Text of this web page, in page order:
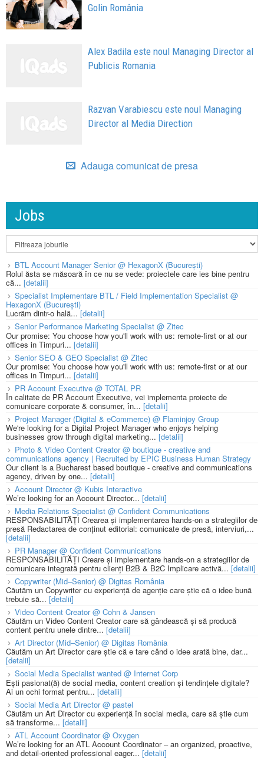
Golin România
Alex Badila este noul Managing Director al
Publicis Romania
Razvan Varabiescu este noul Managing
Director al Media Direction
Adauga comunicat de presa
Jobs
BTL Account Manager Senior @ HexagonX (București)
Rolul ăsta se măsoară în ce nu se vede: proiectele care ies bine pentru
că... [detalii]
Specialist Implementare BTL / Field Implementation Specialist @
HexagonX (București)
Lucrăm dintr-o hală... [detalii]
Senior Performance Marketing Specialist @ Zitec
Our promise: You choose how you'll work with us: remote-first or at our
offices in Timpuri... [detalii]
Senior SEO & GEO Specialist @ Zitec
Our promise: You choose how you'll work with us: remote-first or at our
offices in Timpuri... [detalii]
PR Account Executive @ TOTAL PR
În calitate de PR Account Executive, vei implementa proiecte de
comunicare corporate & consumer, în... [detalii]
Project Manager (Digital & eCommerce) @ Flaminjoy Group
We're looking for a Digital Project Manager who enjoys helping
businesses grow through digital marketing... [detalii]
Photo & Video Content Creator @ boutique - creative and
communications agency | Recruited by EPIC Business Human Strategy
Our client is a Bucharest based boutique - creative and communications
agency, driven by one... [detalii]
Account Director @ Kubis Interactive
We’re looking for an Account Director... [detalii]
Media Relations Specialist @ Confident Communications
RESPONSABILITĂȚI Crearea și implementarea hands-on a strategiilor de
presă Redactarea de conținut editorial: comunicate de presă, interviuri,...
[detalii]
PR Manager @ Confident Communications
RESPONSABILITĂȚI Creare și implementare hands-on a strategiilor de
comunicare integrată pentru clienți B2B & B2C Implicare activă... [detalii]
Copywriter (Mid–Senior) @ Digitas România
Căutăm un Copywriter cu experiență de agenție care știe că o idee bună
trebuie să... [detalii]
Video Content Creator @ Cohn & Jansen
Căutăm un Video Content Creator care să gândească și să producă
content pentru unele dintre... [detalii]
Art Director (Mid–Senior) @ Digitas România
Căutăm un Art Director care știe că e tare când o idee arată bine, dar...
[detalii]
Social Media Specialist wanted @ Internet Corp
Ești pasionat(ă) de social media, content creation și tendințele digitale?
Ai un ochi format pentru... [detalii]
Social Media Art Director @ pastel
Căutăm un Art Director cu experiență în social media, care să știe cum
să transforme... [detalii]
ATL Account Coordinator @ Oxygen
We’re looking for an ATL Account Coordinator – an organized, proactive,
and detail-oriented professional eager... [detalii]